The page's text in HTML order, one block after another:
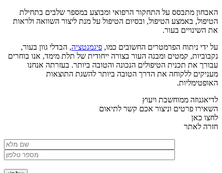
האבחון מתבסס על התחקור הרפואי ומבוצע במספר שלבים בתחילת
הטיפול, באמצע הטיפול, ובסיום הטיפול על מנת ליצור השוואה ולראות
את השינויים בעור.
על ידי ניתוח הפרמטרים החשובים כמו, פיגמנטציה, הבדלי גוון בעור,
נקבוביות, קמטים ומבנה העור בצורה ייחודית של תלת מימד, אנו בוחרים
עבורך את תכנית הטיפולים הנכונה והטובה ביותר. בעזרתה אנחנו
מעניקים ללקוחה את הדרך הטובה ביותר להשגת התוצאות
האופטימליות.
לדיאגנוזה ממוחשבת ויעוץ
השאירו פרטים וניצור אכם קשר לתיאום
לחצו כאן
חזרה לאתר